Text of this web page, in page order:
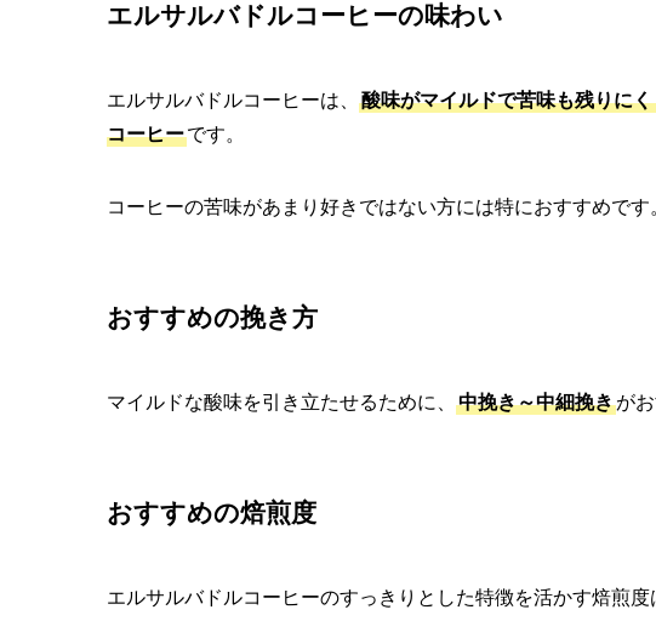
エルサルバドルコーヒーの味わい
エルサルバドルコーヒーは、
酸味がマイルドで苦味も残りに
コーヒーです。
コーヒーの苦味があまり好きではない方には特におすすめです
おすすめの挽き方
マイルドな酸味を引き立たせるために、 中挽き～中細挽きが
おすすめの焙煎度
エルサルバドルコーヒーのすっきりとした特徴を活かす焙煎度